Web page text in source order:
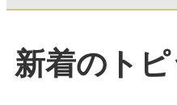
新着のト